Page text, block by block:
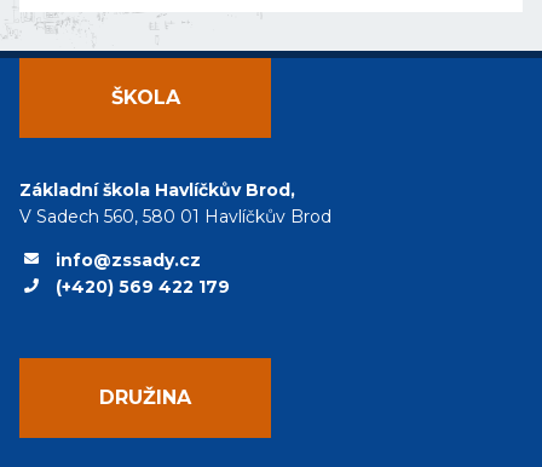
ŠKOLA
Základní škola Havlíčkův Brod,
V Sadech 560, 580 01 Havlíčkův Brod
info@zssady.cz
(+420) 569 422 179
DRUŽINA